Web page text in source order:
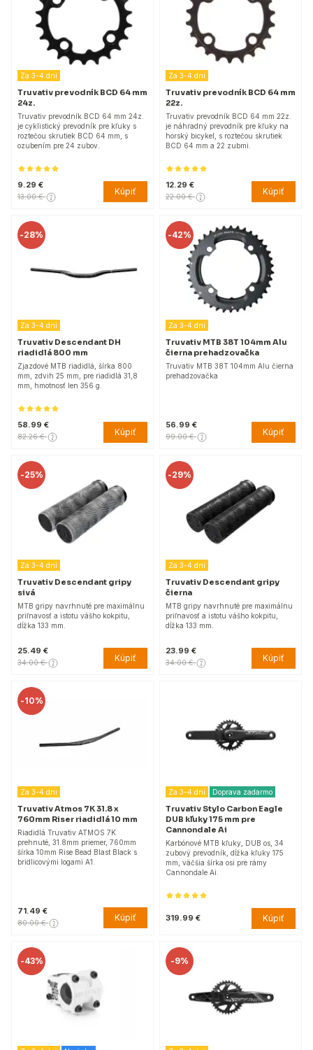
Za 3-4 dni
Truvativ prevodník BCD 64 mm
24z.
Truvativ prevodník BCD 64 mm 24z.
je cyklistický prevodník pre kľuky s
roztečou skrutiek BCD 64 mm, s
ozubením pre 24 zubov.
9.29 €
13.00 € Kúpiť
Za 3-4 dni
Truvativ prevodník BCD 64 mm
22z.
Truvativ prevodník BCD 64 mm 22z.
je náhradný prevodník pre kľuky na
horský bicykel, s roztečou skrutiek
BCD 64 mm a 22 zubmi.
12.29 €
22.00 € Kúpiť
-28%
Za 3-4 dni
Truvativ Descendant DH
riadidlá 800 mm
Zjazdové MTB riadidlá, šírka 800
mm, zdvih 25 mm, pre riadidlá 31,8
mm, hmotnosť len 356 g.
58.99 €
82.26 € Kúpiť
-42%
Za 3-4 dni
Truvativ MTB 38T 104mm Alu
čierna prehadzovačka
Truvativ MTB 38T 104mm Alu čierna
prehadzovačka
56.99 €
99.00 € Kúpiť
-25%
Za 3-4 dni
Truvativ Descendant gripy
sivá
MTB gripy navrhnuté pre maximálnu
priľnavosť a istotu vášho kokpitu,
dĺžka 133 mm.
25.49 €
34.00 € Kúpiť
-29%
Za 3-4 dni
Truvativ Descendant gripy
čierna
MTB gripy navrhnuté pre maximálnu
priľnavosť a istotu vášho kokpitu,
dĺžka 133 mm.
23.99 €
34.00 € Kúpiť
-10%
Za 3-4 dni
Truvativ Atmos 7K 31.8 x
760mm Riser riadidlá 10 mm
Riadidlá Truvativ ATMOS 7K
prehnuté, 31.8mm priemer, 760mm
šírka 10mm Rise Bead Blast Black s
bridlicovými logami A1.
71.49 €
80.00 € Kúpiť
Za 3-4 dni Doprava zadarmo
Truvativ Stylo Carbon Eagle
DUB kľuky 175 mm pre
Cannondale Ai
Karbónové MTB kľuky, DUB os, 34
zubový prevodník, dĺžka kľuky 175
mm, väčšia šírka osi pre rámy
Cannondale Ai.
319.99 € Kúpiť
-43% -9%